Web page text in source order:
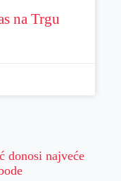
na Trgu
donosi najveće